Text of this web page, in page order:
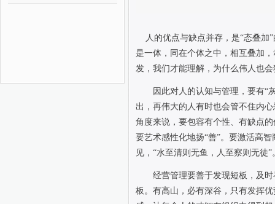
人的优点与缺点并存，是“态叠
是一体，同在个体之中，相互叠加
发，我们才能理解，为什么伟人也
因此对人的认知与管理，要有“
出，再伟大的人有时也会管不住内
角度来说，要包容有个性、有缺点
要艺术感性化地扬“善”。要激活高
见，“水至清则无鱼，人至察则无徒”
经营管理要善于发现短板，及
板。有高山，必有深谷，只有发挥